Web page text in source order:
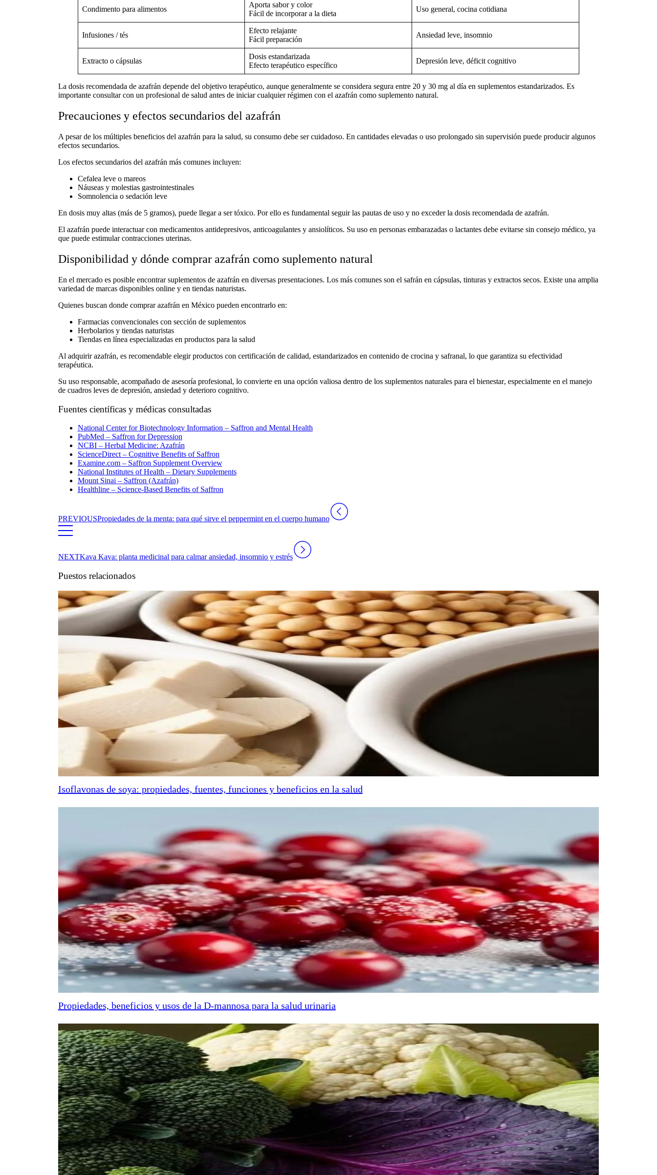
Condimento para alimentos
Aporta sabor y color
Fácil de incorporar a la dieta
Uso general, cocina cotidiana
Infusiones / tés
Efecto relajante
Fácil preparación
Ansiedad leve, insomnio
Extracto o cápsulas
Dosis estandarizada
Efecto terapéutico específico
Depresión leve, déficit cognitivo
La dosis recomendada de azafrán depende del objetivo terapéutico, aunque generalmente se considera segura entre 20 y 30 mg al día en suplementos estandarizados. Es
importante consultar con un profesional de salud antes de iniciar cualquier régimen con el azafrán como suplemento natural.
Precauciones y efectos secundarios del azafrán
A pesar de los múltiples beneficios del azafrán para la salud, su consumo debe ser cuidadoso. En cantidades elevadas o uso prolongado sin supervisión puede producir algunos
efectos secundarios.
Los efectos secundarios del azafrán más comunes incluyen:
Cefalea leve o mareos
Náuseas y molestias gastrointestinales
Somnolencia o sedación leve
En dosis muy altas (más de 5 gramos), puede llegar a ser tóxico. Por ello es fundamental seguir las pautas de uso y no exceder la dosis recomendada de azafrán.
El azafrán puede interactuar con medicamentos antidepresivos, anticoagulantes y ansiolíticos. Su uso en personas embarazadas o lactantes debe evitarse sin consejo médico, ya
que puede estimular contracciones uterinas.
Disponibilidad y dónde comprar azafrán como suplemento natural
En el mercado es posible encontrarsuplementos de azafrán en diversas presentaciones. Los más comunes son el safrán en cápsulas, tinturas y extractos secos. Existe una amplia
variedad de marcas disponibles online y en tiendas naturistas.
Quienes buscan donde comprar azafrán en Méxicopueden encontrarlo en:
Farmacias convencionales con sección de suplementos
Herbolarios y tiendas naturistas
Tiendas en línea especializadas en productos para la salud
Al adquirir azafrán, es recomendable elegir productos con certificación de calidad, estandarizados en contenido de crocina y safranal, lo que garantiza su efectividad
terapéutica.
Su uso responsable, acompañado de asesoría profesional, lo convierte en una opción valiosa dentro de los suplementos naturales para el bienestar, especialmente en el manejo
de cuadros leves de depresión, ansiedad y deterioro cognitivo.
Fuentes científicas y médicas consultadas
National Center for Biotechnology Information – Saffron and Mental Health
PubMed – Saffron for Depression
NCBI – Herbal Medicine: Azafrán
ScienceDirect – Cognitive Benefits of Saffron
Examine.com – Saffron Supplement Overview
National Institutes of Health – Dietary Supplements
Mount Sinai – Saffron (Azafrán)
Healthline – Science-Based Benefits of Saffron
PREVIOUSPropiedades de la menta: para qué sirve el peppermint en el cuerpo humano
NEXTKava Kava: planta medicinal para calmar ansiedad, insomnio y estrés
Puestos relacionados
Isoflavonas de soya: propiedades, fuentes, funciones y beneficios en la salud
Propiedades, beneficios y usos de la D-mannosa para la salud urinaria